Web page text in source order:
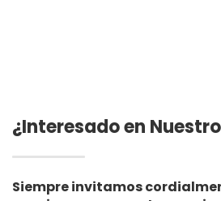
¿Interesado en
Siempre invitamos